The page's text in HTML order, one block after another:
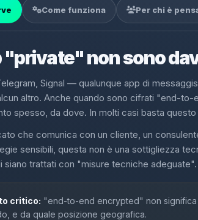
Come funziona Per chi è
"private" non sono
Signal — qualunque app di
altro. Anche quando sono cifrati "end-
spesso, da dove. In molti casi basta
che comunica con un cliente, un
sensibili, questa non è una sottigliezza
siano trattati con "misure tecniche
critico: "end-to-end encrypted" non significa
e da quale posizione geografica.